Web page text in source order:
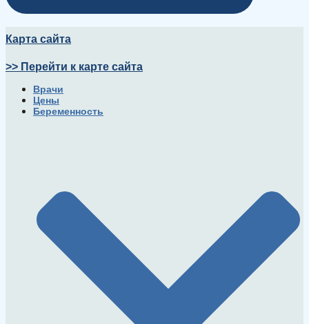
Карта сайта
>> Перейти к карте сайта
Врачи
Цены
Беременность